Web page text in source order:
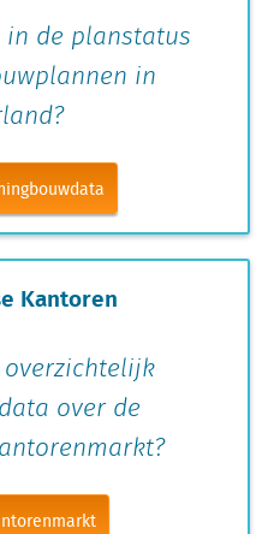
de planstatus
in
Kantoren
over de